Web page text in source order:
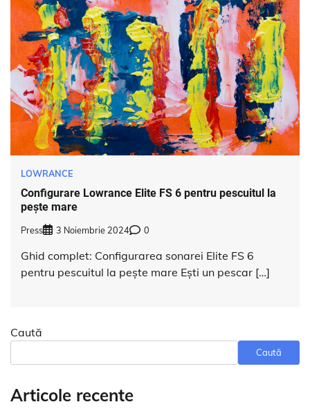
LOWRANCE
Configurare Lowrance Elite FS 6 pentru pescuitul la
pește mare
Press 3 Noiembrie 2024 0
Ghid complet: Configurarea sonarei Elite FS 6
pentru pescuitul la pește mare Ești un pescar […]
Caută
Caută
Articole recente